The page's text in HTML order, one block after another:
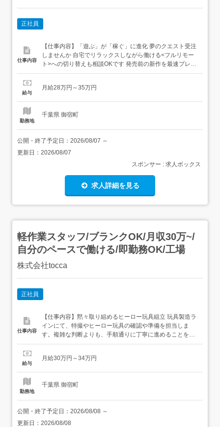
正社員
仕事内容
【仕事内容】「遊ぶ」が「稼ぐ」に進化 夢のクエスト受注
しませんか 自宅でリラックスしながら働ける<フルリモー
ト>への切り替えも相談OKです 発売前の新作を最速プレイ
あなたのミッションは、まだ世の中に出ていない開発中の
こと ただ遊ぶだけじゃありません!開発チームの「最後の
給与
月給28万円～35万円
勤務地
千葉県 御宿町
公開・終了予定日： 2026/08/07 ～
更新日： 2026/08/07
スポンサー : 求人ボックス
求人詳細を見る
軽作業スタッフ/ブランクOK/月収30万~/
自分のペースで働ける/即勤務OK/工場
株式会社tocca
正社員
仕事内容
【仕事内容】黙々取り組めるヒーロー玩具組立 玩具製造ラ
インにて、特撮やヒーロー玩具の確認や準備を担当しま
す。複雑な判断よりも、手順通りに丁寧に進めることを大
切にする仕事です。 新生活応援の条件 v ⏺ 月給30万円～
収入を安定させながら、新しい環境に移りたい方にも合い
給与
月給30万円～34万円
勤務地
千葉県 御宿町
公開・終了予定日： 2026/08/08 ～
更新日： 2026/08/08